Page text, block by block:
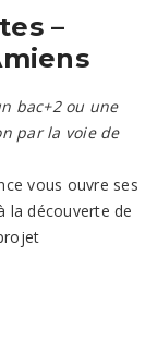
–
bac+2 ou une
par la voie de
vous ouvre ses
la découverte de